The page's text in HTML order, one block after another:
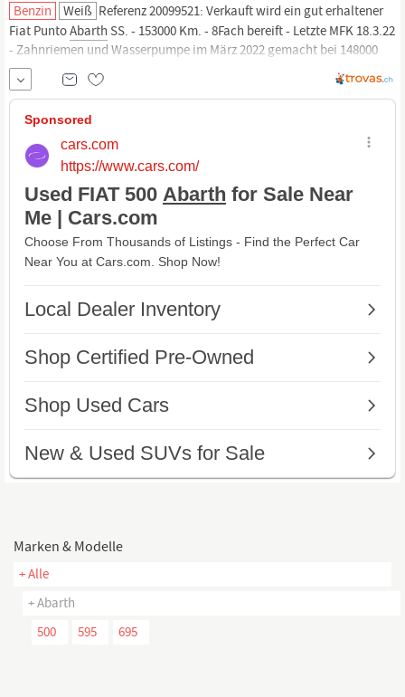
Benzin Weiß Referenz 20099521: Verkauft wird ein gut erhaltener
Fiat PuntoAbarth SS. - 153000 Km. - 8Fach bereift - Letzte MFK 18.3.22
- Zahnriemen und Wasserpumpe im März 2022 gemacht bei 148000
km - Leichmetallfelgen Marke GK im Mai 2022 gekauft und montiert
(Neupreis 2 600.-) - Privatverkauf - Kann und sollte gegen
Voranmeldung besichtigt und Probegefahren werden.
Marken & Modelle
+ Alle
+ Abarth
500
595 695